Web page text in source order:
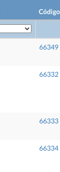
Código
66349
66332
66333
66334